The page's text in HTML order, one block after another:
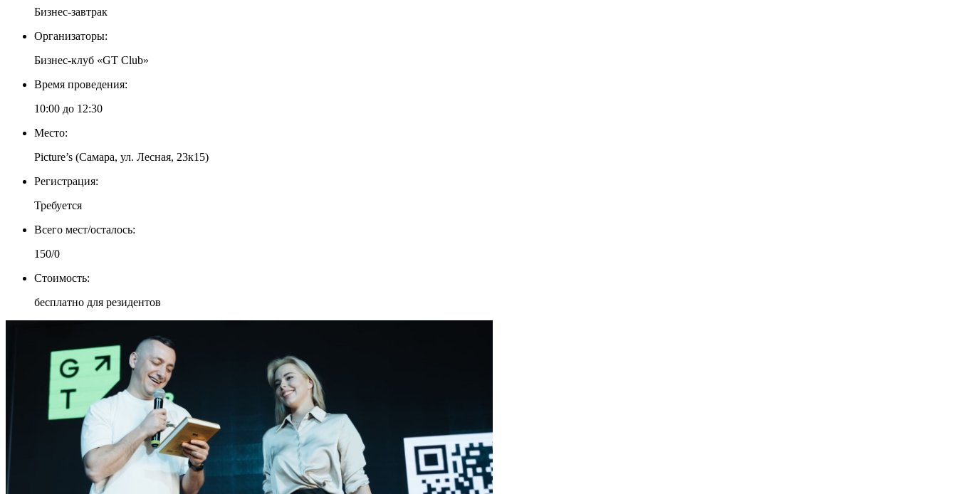
Бизнес-завтрак
Организаторы:
Бизнес-клуб «GT Club»
Время проведения:
10:00 до 12:30
Место:
Picture’s (Самара, ул. Лесная, 23к15)
Регистрация:
Требуется
Всего мест/осталось:
150/0
Стоимость:
бесплатно для резидентов